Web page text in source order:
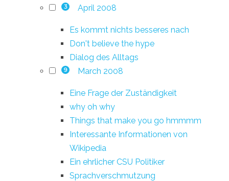
3 April 2008
Es kommt nichts besseres nach
Don't believe the hype
Dialog des Alltags
9 March 2008
Eine Frage der Zuständigkeit
why oh why
Things that make you go hmmmm
Interessante Informationen von
Wikipedia
Ein ehrlicher CSU Politiker
Sprachverschmutzung